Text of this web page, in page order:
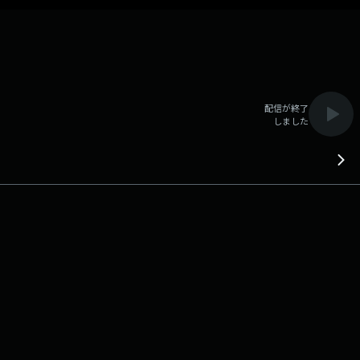
配信が終了
しました